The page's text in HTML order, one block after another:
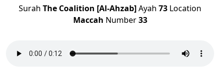
Surah The Coalition [Al-Ahzab]Ayah 73 Location
Maccah Number33